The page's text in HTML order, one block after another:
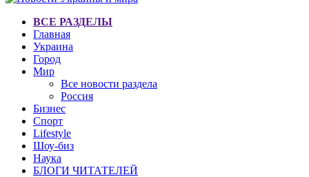
ВСЕ РАЗДЕЛЫ
Главная
Украина
Город
Мир
Все новости раздела
Россия
Бизнес
Спорт
Lifestyle
Шоу-биз
Наука
БЛОГИ ЧИТАТЕЛЕЙ